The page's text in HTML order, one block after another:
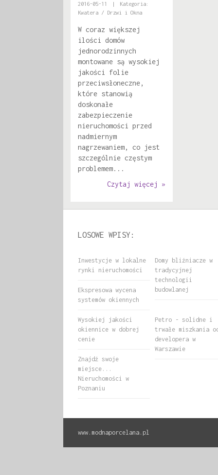
2016-05-11 |
Kategoria:
Kwatera / Drzwi i Okna
W coraz większej
ilości domów
jednorodzinnych
montowane są wysokiej
jakości folie
przeciwsłoneczne,
które stanowią
doskonałe
zabezpieczenie
nieruchomości przed
nadmiernym
nagrzewaniem, co jest
szczególnie częstym
problemem...
Czytaj więcej »
LOSOWE WPISY:
Domy bliźniacze w
tradycyjnej
technologii
budowlanej
Inwestycje w lokalne
rynki nieruchomości
Ekspresowa wycena
systemów okiennych
Wysokiej jakości
okiennice w dobrej
cenie
Petro - solidne i
trwałe miszkania
developera w
Warszawie
Znajdź swoje
miejsce...
Nieruchomości w
Poznaniu
www.modnaporcelana.pl